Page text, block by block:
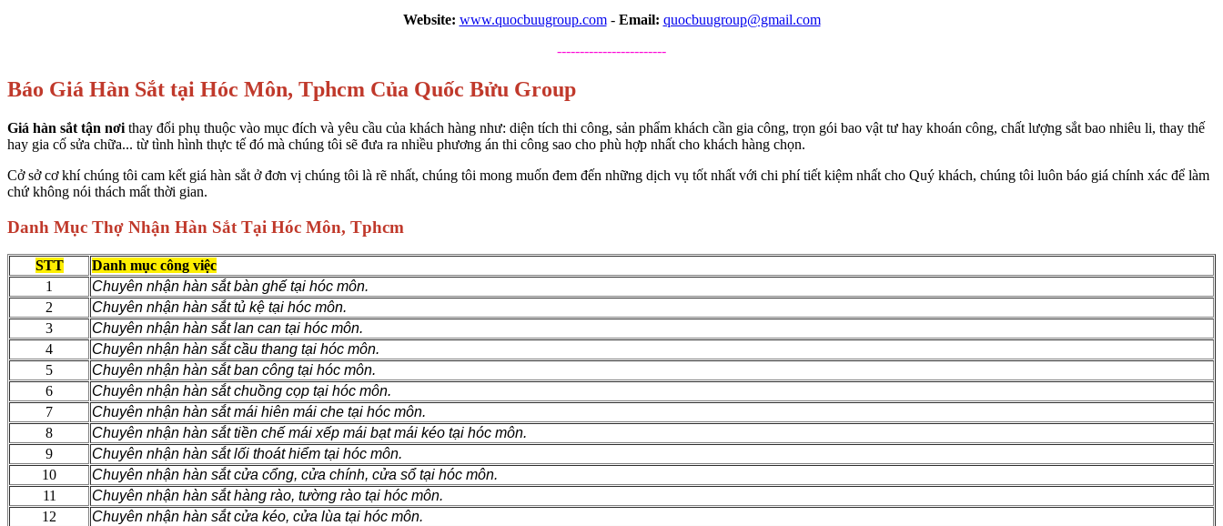
Website: www.quocbuugroup.com- Email: quocbuugroup@gmail.com
------------------------
Báo Giá Hàn Sắt tại Hóc Môn, Tphcm Của Quốc Bửu Group
Giá hàn sắt tận nơi thay đổi phụ thuộc vào mục đích và yêu cầu của khách hàng như: diện tích thi công, sản phẩm khách cần gia công, trọn gói bao vật tư hay khoán công, chất lượng sắt bao nhiêu li, thay thế
hay gia cố sửa chữa... từ tình hình thực tế đó mà chúng tôi sẽ đưa ra nhiều phương án thi công sao cho phù hợp nhất cho khách hàng chọn.
Cở sở cơ khí chúng tôi cam kết giá hàn sắt ở đơn vị chúng tôi là rẽ nhất, chúng tôi mong muốn đem đến những dịch vụ tốt nhất với chi phí tiết kiệm nhất cho Quý khách, chúng tôi luôn báo giá chính xác để làm
chứ không nói thách mất thời gian.
Danh Mục Thợ Nhận Hàn Sắt Tại Hóc Môn, Tphcm
STT
Danh mục công việc
1
Chuyên nhận hàn sắt bàn ghế tại hóc môn.
2
Chuyên nhận hàn sắt tủ kệ tại hóc môn.
3
Chuyên nhận hàn sắt lan can tại hóc môn.
4
Chuyên nhận hàn sắt cầu thang tại hóc môn.
5
Chuyên nhận hàn sắt ban công tại hóc môn.
6
Chuyên nhận hàn sắt chuồng cọp tại hóc môn.
7
Chuyên nhận hàn sắt mái hiên mái che tại hóc môn.
8
Chuyên nhận hàn sắt tiền chế mái xếp mái bạt mái kéo tại hóc môn.
9
Chuyên nhận hàn sắt lối thoát hiểm tại hóc môn.
10
Chuyên nhận hàn sắt cửa cổng, cửa chính, cửa sổ tại hóc môn.
11
Chuyên nhận hàn sắt hàng rào, tường rào tại hóc môn.
12
Chuyên nhận hàn sắt cửa kéo, cửa lùa tại hóc môn.